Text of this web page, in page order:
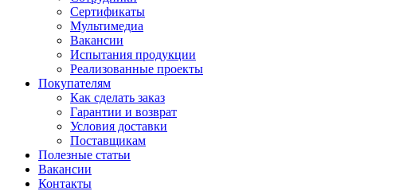
Сертификаты
Мультимедиа
Вакансии
Испытания продукции
Реализованные проекты
Покупателям
Как сделать заказ
Гарантии и возврат
Условия доставки
Поставщикам
Полезные статьи
Вакансии
Контакты